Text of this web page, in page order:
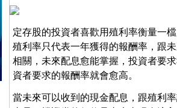
定存股的投資者喜歡用殖利率衡量一
殖利率只代表一年獲得的報酬率，跟
相關，未來配息愈能掌握，投資者要
資者要求的報酬率就會愈高。
當未來可以收到的現金配息，跟殖利